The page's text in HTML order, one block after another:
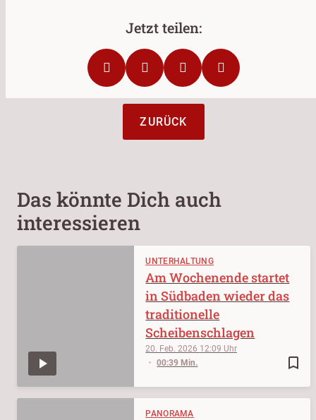
ZURÜCK
Das könnte Dich auch
interessieren
UNTERHALTUNG
bookmark_border
20. Feb. 2026 12:09
00:39 Min.
Am Wochenende startet
in Südbaden wieder das
traditionelle
Scheibenschlagen
PANORAMA